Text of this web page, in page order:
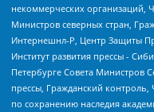
некоммерческих организаций,
Министров северных стран,
Интернешнл-Р, Центр Защиты
Институт развития прессы -
Петербурге Совета Министров
прессы, Гражданский
по сохранению наследия